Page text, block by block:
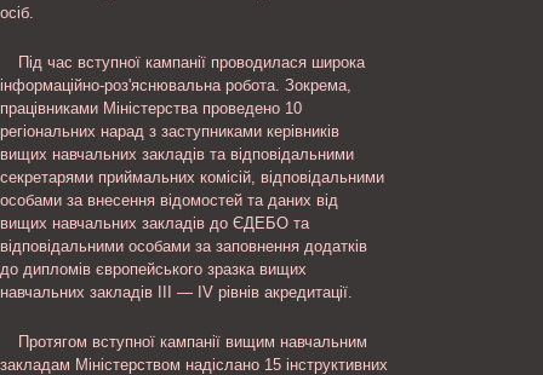
осіб.
Під час вступної кампанії проводилася широка
інформаційно-роз'яснювальна робота. Зокрема,
працівниками Міністерства проведено 10
регіональних нарад з заступниками керівників
вищих навчальних закладів та відповідальними
секретарями приймальних комісій, відповідальними
особами за внесення відомостей та даних від
вищих навчальних закладів до ЄДЕБО та
відповідальними особами за заповнення додатків
до дипломів європейського зразка вищих
навчальних закладів III — IV рівнів акредитації.
Протягом вступної кампанії вищим навчальним
закладам Міністерством надіслано 15 інструктивних